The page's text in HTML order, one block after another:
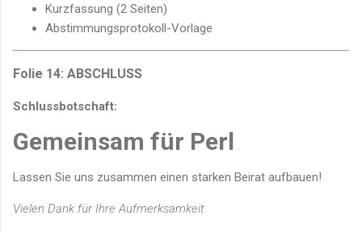
Kurzfassung (2 Seiten)
Abstimmungsprotokoll-Vorlage
Folie 14: ABSCHLUSS
Schlussbotschaft:
Gemeinsam für Perl
Lassen Sie uns zusammen einen starken Beirat aufbauen!
Vielen Dank für Ihre Aufmerksamkeit